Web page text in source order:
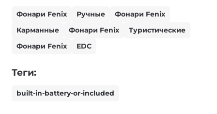
Фонари Fenix Ручные
Фонари Fenix
Карманные
Фонари Fenix
Туристические
Фонари Fenix
EDC
Теги:
built-in-battery-or-included